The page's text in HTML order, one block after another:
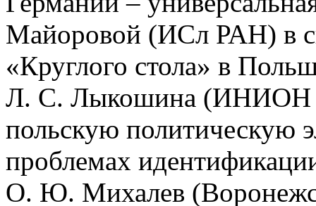
Майоровой (ИСл РАН) в
«Круглого стола» в
Л. С. Лыкошина (ИНИОН
польскую политическую
проблемах
О. Ю. Михалев